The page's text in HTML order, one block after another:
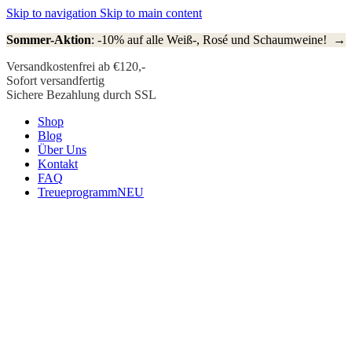
Skip to navigation Skip to main content
Sommer-Aktion: -10% auf alle Weiß-, Rosé und Schaumweine! →
Versandkostenfrei ab €120,-
Sofort versandfertig
Sichere Bezahlung durch SSL
Shop
Blog
Über Uns
Kontakt
FAQ
TreueprogrammNEU